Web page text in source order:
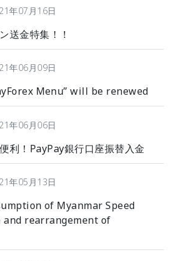
年07月16日
送金特集！！
年06月09日
Menu” will be renewed
年06月06日
利！PayPay銀行口座振替入金
年05月13日
of Myanmar Speed
and rearrangement of